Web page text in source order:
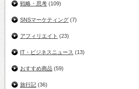
戦略・思考 (109)
SNSマーケティング (7)
アフィリエイト (23)
IT・ビジネスニュース (13)
おすすめ商品 (59)
旅行記 (36)